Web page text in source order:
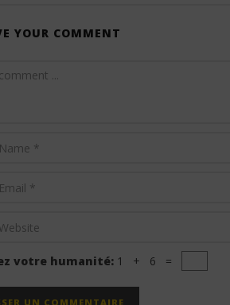
YOUR COMMENT
votre humanité: 1 + 6 =